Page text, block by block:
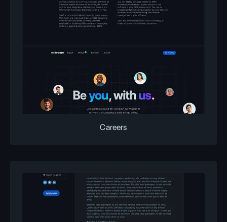
Careers